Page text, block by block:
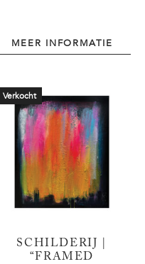
MEER INFORMATIE
Verkocht
SCHILDERIJ |
“FRAMED